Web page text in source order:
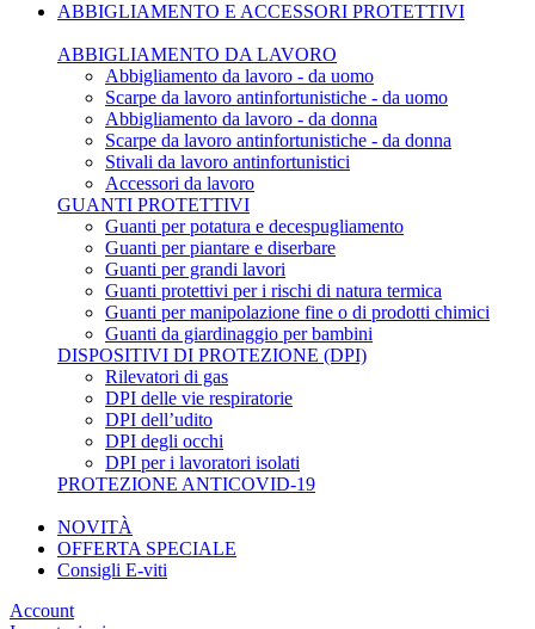
ABBIGLIAMENTO E ACCESSORI PROTETTIVI
ABBIGLIAMENTO DA LAVORO
Abbigliamento da lavoro - da uomo
Scarpe da lavoro antinfortunistiche - da uomo
Abbigliamento da lavoro - da donna
Scarpe da lavoro antinfortunistiche - da donna
Stivali da lavoro antinfortunistici
Accessori da lavoro
GUANTI PROTETTIVI
Guanti per potatura e decespugliamento
Guanti per piantare e diserbare
Guanti per grandi lavori
Guanti protettivi per i rischi di natura termica
Guanti per manipolazione fine o di prodotti chimici
Guanti da giardinaggio per bambini
DISPOSITIVI DI PROTEZIONE (DPI)
Rilevatori di gas
DPI delle vie respiratorie
DPI dell’udito
DPI degli occhi
DPI per i lavoratori isolati
PROTEZIONE ANTICOVID-19
NOVITÀ
OFFERTA SPECIALE
Consigli E-viti
Account